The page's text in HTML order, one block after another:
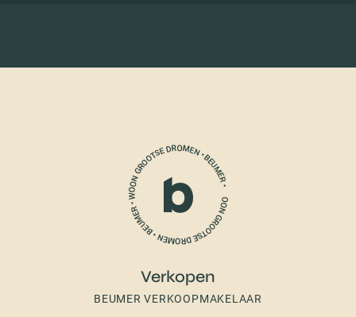
Verkopen
BEUMER VERKOOPMAKELAAR